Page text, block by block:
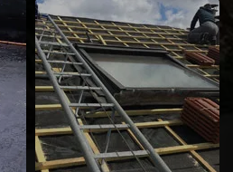
Nettoyage
demoussage de
toiture 31